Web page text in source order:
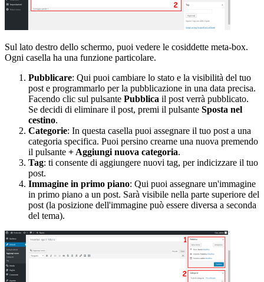
Sul lato destro dello schermo, puoi vedere le cosiddette meta-box.
Ogni casella ha una funzione particolare.
Pubblicare: Qui puoi cambiare lo stato e la visibilità del tuo
post e programmarlo per la pubblicazione in una data precisa.
Facendo clic sul pulsante Pubblica il post verrà pubblicato.
Se decidi di eliminare il post, premi il pulsante Sposta nel
cestino.
Categorie: In questa casella puoi assegnare il tuo post a una
categoria specifica. Puoi persino crearne una nuova premendo
il pulsante + Aggiungi nuova categoria.
Tag: ti consente di aggiungere nuovi tag, per indicizzare il tuo
post.
Immagine in primo piano: Qui puoi assegnare un'immagine
in primo piano a un post. Sarà visibile nella parte superiore del
post (la posizione dell'immagine può essere diversa a seconda
del tema).